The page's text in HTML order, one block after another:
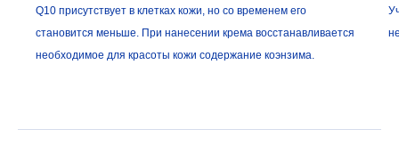
Q10 присутствует в клетках кожи, но со временем его
становится меньше. При нанесении крема восстанавливается
необходимое для красоты кожи содержание коэнзима.